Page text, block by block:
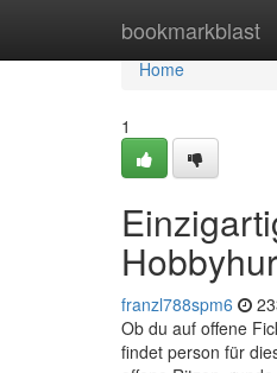
bookmarkblast
Home
Home
1
franzl788spm6
Ob du auf offene
findet person für